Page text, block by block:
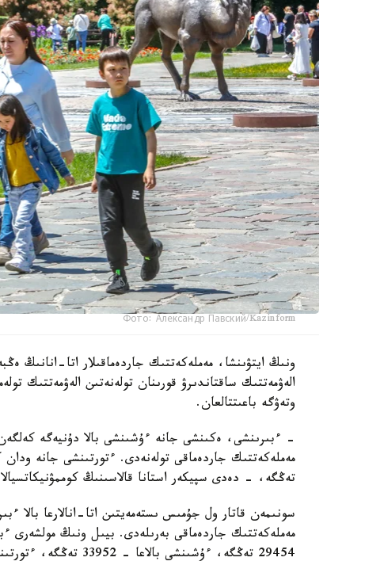
Фото: Александр Павский/Kazinform
ونىڭ ايتۋىنشا، مەملەكەتتىك جاردەماقىلار اتا-انانىڭ
الەۋمەتتىك ساقتاندىرۋ قورىنان تولەنەتىن الەۋمەتتىك
وتەۋگە باعىتتالعان.
تەڭگە، - دەدى سپيكەر استانا قالاسىنىڭ
سونىمەن قاتار ول جۇمىس ىستەمەيتىن اتا-انالارعا بالا